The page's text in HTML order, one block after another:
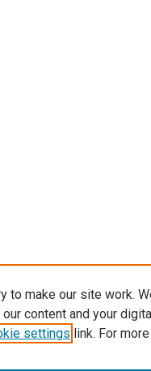
to make our site work.
content and your
settings link. For